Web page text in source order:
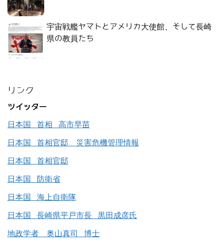
宇宙戦艦ヤマトとアメリカ大使館、そして長崎
県の教員たち
リンク
ツイッター
日本国 首相 高市早苗
日本国 首相官邸 災害危機管理情報
日本国 首相官邸
日本国 防衛省
日本国 海上自衛隊
日本国 長崎県平戸市長 黒田成彦氏
地政学者 奥山真司 博士